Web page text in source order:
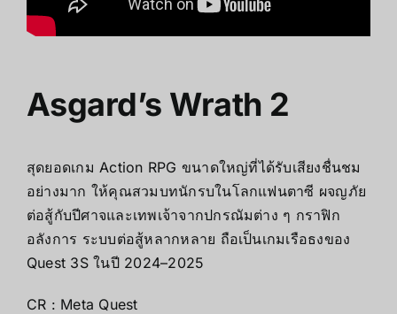
Asgard’s Wrath 2
สุดยอดเกม Action RPG ขนาดใหญ่ที่ได้รับเสียงชื่นชม
อย่างมาก ให้คุณสวมบทนักรบในโลกแฟนตาซี ผจญภัย
ต่อสู้กับปีศาจและเทพเจ้าจากปกรณัมต่าง ๆ กราฟิก
อลังการ ระบบต่อสู้หลากหลาย ถือเป็นเกมเรือธงของ
Quest 3S ในปี 2024–2025
CR : Meta Quest